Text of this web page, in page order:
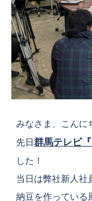
みなさま、こんに
先日群馬テレビ
した！
当日は弊社新人社
納豆を作っている